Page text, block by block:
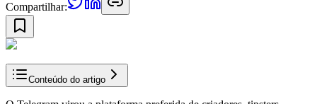
Compartilhar:
Conteúdo do artigo